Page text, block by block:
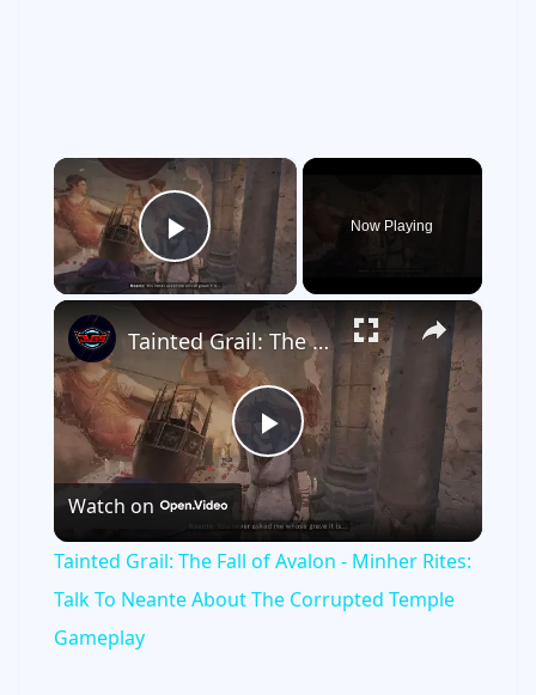
×
Play Video
Now Playing
×
P
l
a
Tainted Grail: The Fall of Avalon - Minher Rites: Talk To Neante About The Corrupted Temple Gameplay
Watch on
Tainted Grail: The Fall of Avalon - Minher Rites:
Talk To Neante About The Corrupted Temple
Gameplay